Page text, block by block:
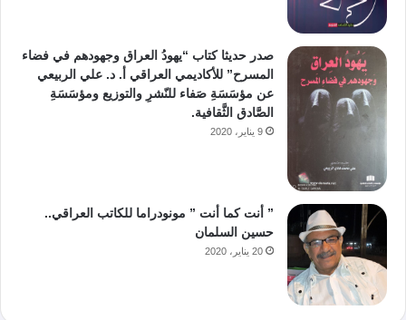
صدر حديثا كتاب “يهودُ العراق وجهودهم في فضاء
المسرح” للأكاديمي العراقي أ. د. علي الربيعي
عن مؤسَسَةِ صَفاء للنّشرِ والتوزيع ومؤسَسَةِ
الصَّادق الثَّقافية.
9 يناير، 2020
” أنت كما أنت ” مونودراما للكاتب العراقي..
حسين السلمان
20 يناير، 2020